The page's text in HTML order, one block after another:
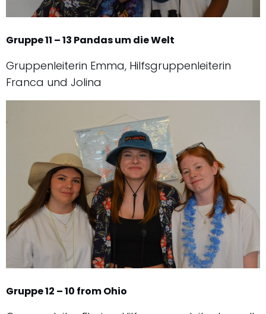
Gruppe 11 – 13 Pandas um die Welt
Gruppenleiterin Emma, Hilfsgruppenleiterin
Franca und Jolina
Gruppe 12 – 10 from Ohio